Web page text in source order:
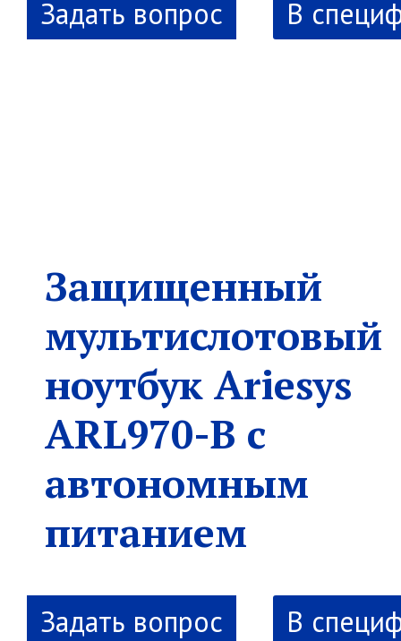
В
Защищенный
мультислотовый
ноутбук Ariesys
ARL970-B с
автономным
питанием
В